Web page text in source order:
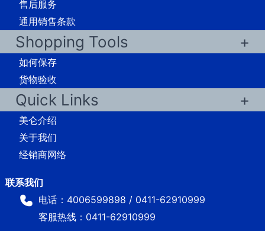
售后服务
通用销售条款
Shopping Tools
如何保存
货物验收
Quick Links
美仑介绍
关于我们
经销商网络
电话：4006599898 / 0411-62910999
客服热线：0411-62910999